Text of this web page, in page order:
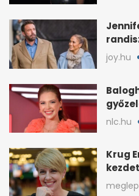
amit a
joy.hu
nlc.hu
Krug